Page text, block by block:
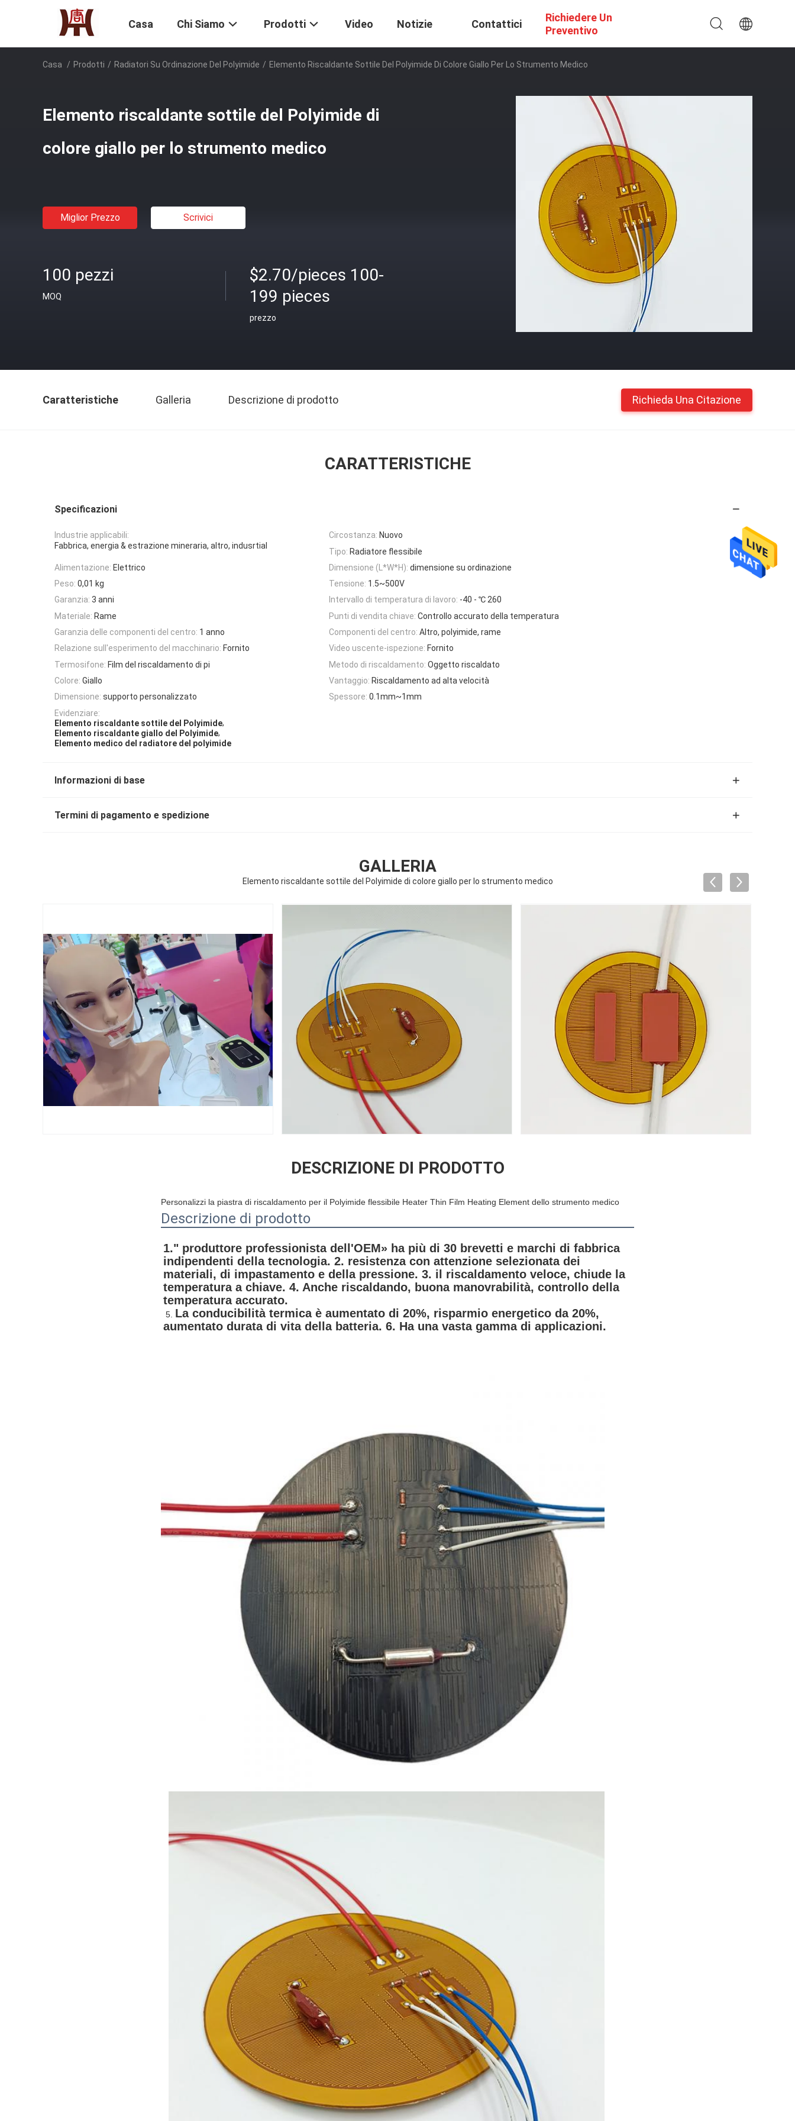
Casa Chi Siamo Prodotti Video Notizie Contattici
Richiedere Un
Preventivo
Casa / Prodotti / Radiatori Su Ordinazione Del Polyimide / Elemento Riscaldante Sottile Del Polyimide Di Colore Giallo Per Lo Strumento Medico
Elemento riscaldante sottile del Polyimide di
colore giallo per lo strumento medico
Miglior Prezzo Scrivici
100 pezzi
MOQ
$2.70/pieces 100-
199 pieces
prezzo
Caratteristiche Galleria Descrizione di prodotto Richieda Una Citazione
CARATTERISTICHE
Specificazioni
Industrie applicabili:
Fabbrica, energia & estrazione mineraria, altro, indusrtial
Circostanza: Nuovo
Tipo: Radiatore flessibile
Alimentazione: Elettrico Dimensione (L*W*H): dimensione su ordinazione
Peso: 0,01 kg Tensione: 1.5~500V
Garanzia: 3 anni Intervallo di temperatura di lavoro: -40 - ℃ 260
Materiale: Rame Punti di vendita chiave: Controllo accurato della temperatura
Garanzia delle componenti del centro: 1 anno Componenti del centro: Altro, polyimide, rame
Relazione sull'esperimento del macchinario: Fornito Video uscente-ispezione: Fornito
Termosifone: Film del riscaldamento di pi Metodo di riscaldamento: Oggetto riscaldato
Colore: Giallo Vantaggio: Riscaldamento ad alta velocità
Dimensione: supporto personalizzato Spessore: 0.1mm~1mm
Evidenziare:
Elemento riscaldante sottile del Polyimide,
Elemento riscaldante giallo del Polyimide,
Elemento medico del radiatore del polyimide
Informazioni di base
Termini di pagamento e spedizione
GALLERIA
Elemento riscaldante sottile del Polyimide di colore giallo per lo strumento medico
DESCRIZIONE DI PRODOTTO
Personalizzi la piastra di riscaldamento per il Polyimide flessibile Heater Thin Film Heating Element dello strumento medico
Descrizione di prodotto
1." produttore professionista dell'OEM» ha più di 30 brevetti e marchi di fabbrica
indipendenti della tecnologia. 2. resistenza con attenzione selezionata dei
materiali, di impastamento e della pressione. 3. il riscaldamento veloce, chiude la
temperatura a chiave. 4. Anche riscaldando, buona manovrabilità, controllo della
temperatura accurato.
5. La conducibilità termica è aumentato di 20%, risparmio energetico da 20%,
aumentato durata di vita della batteria. 6. Ha una vasta gamma di applicazioni.